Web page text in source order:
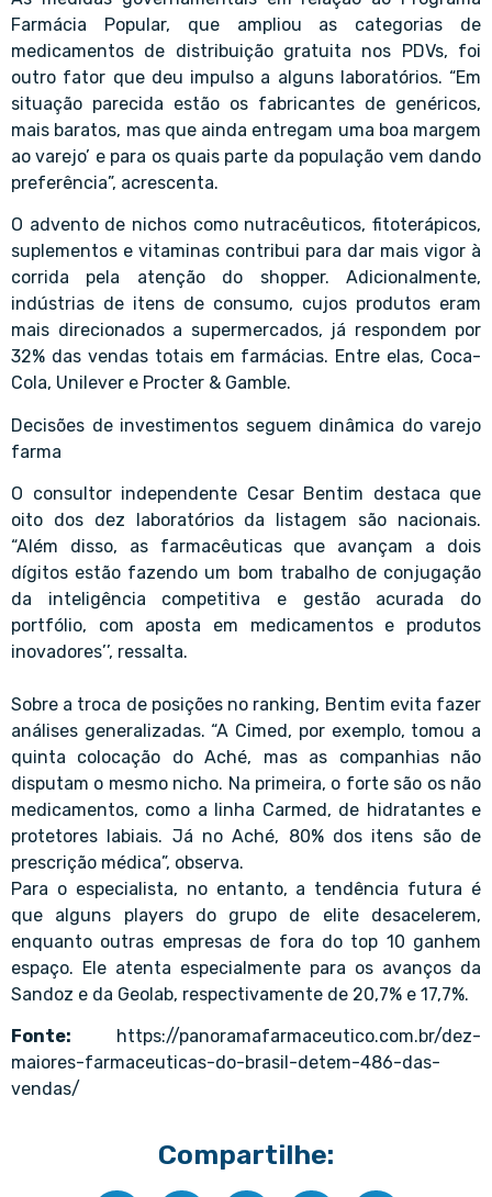
Farmácia Popular, que ampliou as categorias de
medicamentos de distribuição gratuita nos PDVs, foi
outro fator que deu impulso a alguns laboratórios. “Em
situação parecida estão os fabricantes de genéricos,
mais baratos, mas que ainda entregam uma boa margem
ao varejo’ e para os quais parte da população vem dando
preferência”, acrescenta.
O advento de nichos como nutracêuticos, fitoterápicos,
suplementos e vitaminas contribui para dar mais vigor à
corrida pela atenção do shopper. Adicionalmente,
indústrias de itens de consumo, cujos produtos eram
mais direcionados a supermercados, já respondem por
32% das vendas totais em farmácias. Entre elas, Coca-
Cola, Unilever e Procter & Gamble.
Decisões de investimentos seguem dinâmica do varejo
farma
O consultor independente Cesar Bentim destaca que
oito dos dez laboratórios da listagem são nacionais.
“Além disso, as farmacêuticas que avançam a dois
dígitos estão fazendo um bom trabalho de conjugação
da inteligência competitiva e gestão acurada do
portfólio, com aposta em medicamentos e produtos
inovadores’’, ressalta.
Sobre a troca de posições no ranking, Bentim evita fazer
análises generalizadas. “A Cimed, por exemplo, tomou a
quinta colocação do Aché, mas as companhias não
disputam o mesmo nicho. Na primeira, o forte são os não
medicamentos, como a linha Carmed, de hidratantes e
protetores labiais. Já no Aché, 80% dos itens são de
prescrição médica”, observa.
Para o especialista, no entanto, a tendência futura é
que alguns players do grupo de elite desacelerem,
enquanto outras empresas de fora do top 10 ganhem
espaço. Ele atenta especialmente para os avanços da
Sandoz e da Geolab, respectivamente de 20,7% e 17,7%.
Fonte:
https://panoramafarmaceutico.com.br/dez-
maiores-farmaceuticas-do-brasil-detem-486-das-
vendas/
Compartilhe: